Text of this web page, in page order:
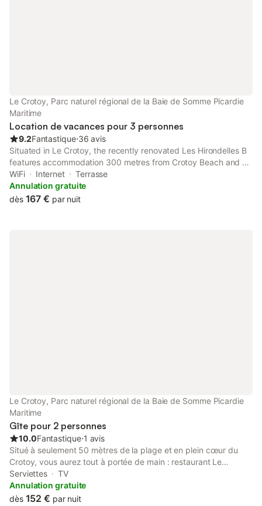
Le Crotoy, Parc naturel régional de la Baie de Somme Picardie
Maritime
Location de vacances pour 3 personnes
9.2Fantastique⋅36 avis
Situated in Le Crotoy, the recently renovated Les Hirondelles B
features accommodation 300 metres from Crotoy Beach and 26
km from Rang du Fliers-Verton-Berck Train Station.
WiFi Internet
Terrasse
Annulation gratuite
dès 167 € par nuit
Le Crotoy, Parc naturel régional de la Baie de Somme Picardie
Maritime
Gîte pour 2 personnes
10.0Fantastique⋅1 avis
Situé à seulement 50 mètres de la plage et en plein cœur du
Crotoy, vous aurez tout à portée de main : restaurant Le
Mascaret juste en face, location de vélos à moins de 100
mètres, commerces, port, animations… tout est là. 🛏 Le studio
est très simple, sans chichis, mais fonctionnel et pratique : Lit
Serviettes
TV
Annulation gratuite
dès 152 € par nuit